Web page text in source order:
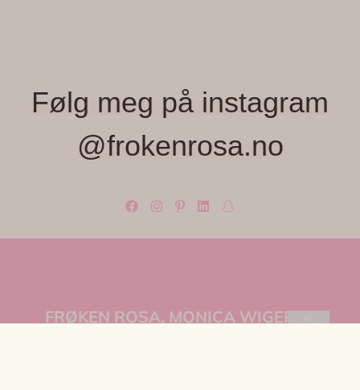
Følg meg på instagram
@frokenrosa.no
FRØKEN ROSA, MONICA WIGER